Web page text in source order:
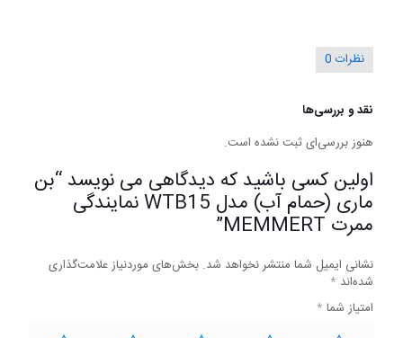
نظرات 0
نقد و بررسی‌ها
هنوز بررسی‌ای ثبت نشده است.
اولین کسی باشید که دیدگاهی می نویسد “بن
ماری (حمام آب) مدل WTB15 نمایندگی
ممرت MEMMERT”
نشانی ایمیل شما منتشر نخواهد شد. بخش‌های موردنیاز علامت‌گذاری
شده‌اند *
امتیاز شما *